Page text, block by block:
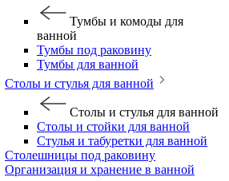
Тумбы и комоды для
ванной
Тумбы под раковину
Тумбы для ванной
Столы и стулья для ванной
Столы и стулья для ванной
Столы и стойки для ванной
Стулья и табуретки для ванной
Столешницы под раковину
Организация и хранение в ванной